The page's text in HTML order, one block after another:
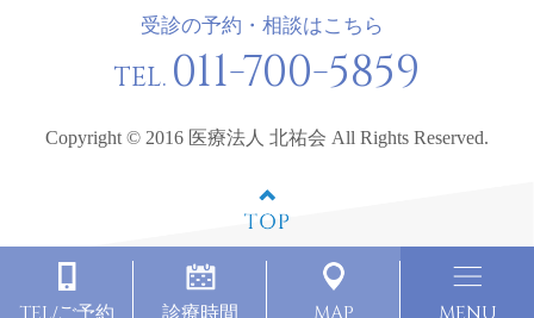
受診の予約・相談はこちら
TEL. 011-700-5859
Copyright © 2016 医療法人 北祐会 All Rights Reserved.
/ご予約 診療時間